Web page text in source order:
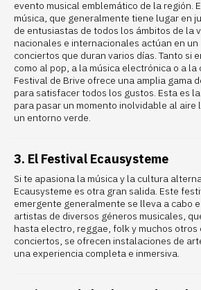
evento musical emblemático de la región.
música, que generalmente tiene lugar en
de entusiastas de todos los ámbitos de la
nacionales e internacionales actúan en
conciertos que duran varios días. Tanto si
como al pop, a la música electrónica o a
Festival de Brive ofrece una amplia gama
para satisfacer todos los gustos. Esta es
para pasar un momento inolvidable al aire
un entorno verde.
3. El Festival Ecausysteme
Si te apasiona la música y la cultura
Ecausysteme es otra gran salida. Este
emergente generalmente se lleva a cabo
artistas de diversos géneros musicales,
hasta electro, reggae, folk y muchos otros
conciertos, se ofrecen instalaciones de
una experiencia completa e inmersiva.